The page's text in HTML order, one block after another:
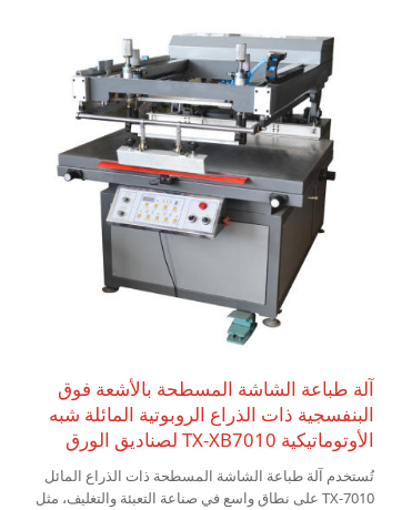
كركائز.
آلة طباعة الشاشة المسطحة بالأشعة فوق
البنفسجية ذات الذراع الروبوتية المائلة شبه
الأوتوماتيكية TX-XB7010 لصناديق الورق
تُستخدم آلة طباعة الشاشة المسطحة ذات الذراع المائل
TX-7010 على نطاق واسع في صناعة التعبئة والتغليف، مثل